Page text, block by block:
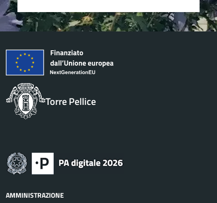
Torre Pellice
AMMINISTRAZIONE